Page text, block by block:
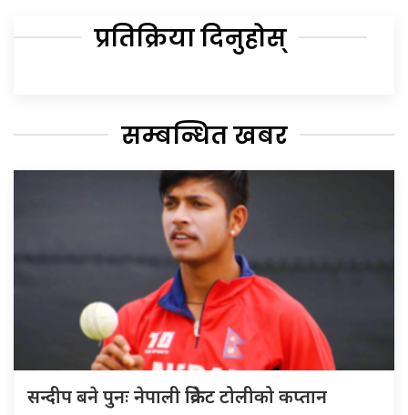
प्रतिक्रिया दिनुहोस्
सम्बन्धित खबर
सन्दीप बने पुनः नेपाली क्रिकेट टोलीको कप्तान